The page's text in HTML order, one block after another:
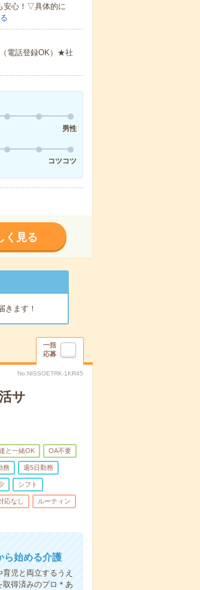
安心！▽具体的に
電話登録OK）★社
男性
コツコツ
く見る
きます！
一括
応募
No.NISSOETRK-1KR45
サ
と一緒OK OA不要
務 週5日勤務
シフト
応なし ルーティン
ら始める介護
児と両立するうえ
得済みのプロ＊あ